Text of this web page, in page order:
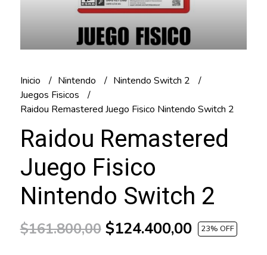
Inicio Nintendo
Nintendo Switch 2
Juegos Fisicos
Raidou Remastered Juego Fisico Nintendo Switch 2
Raidou Remastered
Juego Fisico
Nintendo Switch 2
$161.800,00$124.400,00 23% OFF